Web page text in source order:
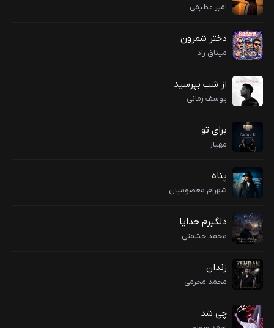
امیر عظیمی
دختر شمرون
میثاق راد
از شب بپرسید
یوسف زمانی
برای تو
مهیار
پناه
شهرام معصومیان
دلگیرم خدایا
محمد حشمتی
زندان
محمد محرمی
چی شد